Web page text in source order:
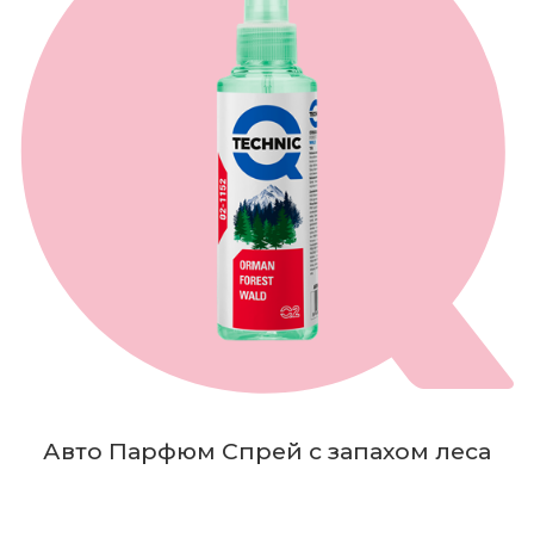
Авто Парфюм Спрей с запахом леса